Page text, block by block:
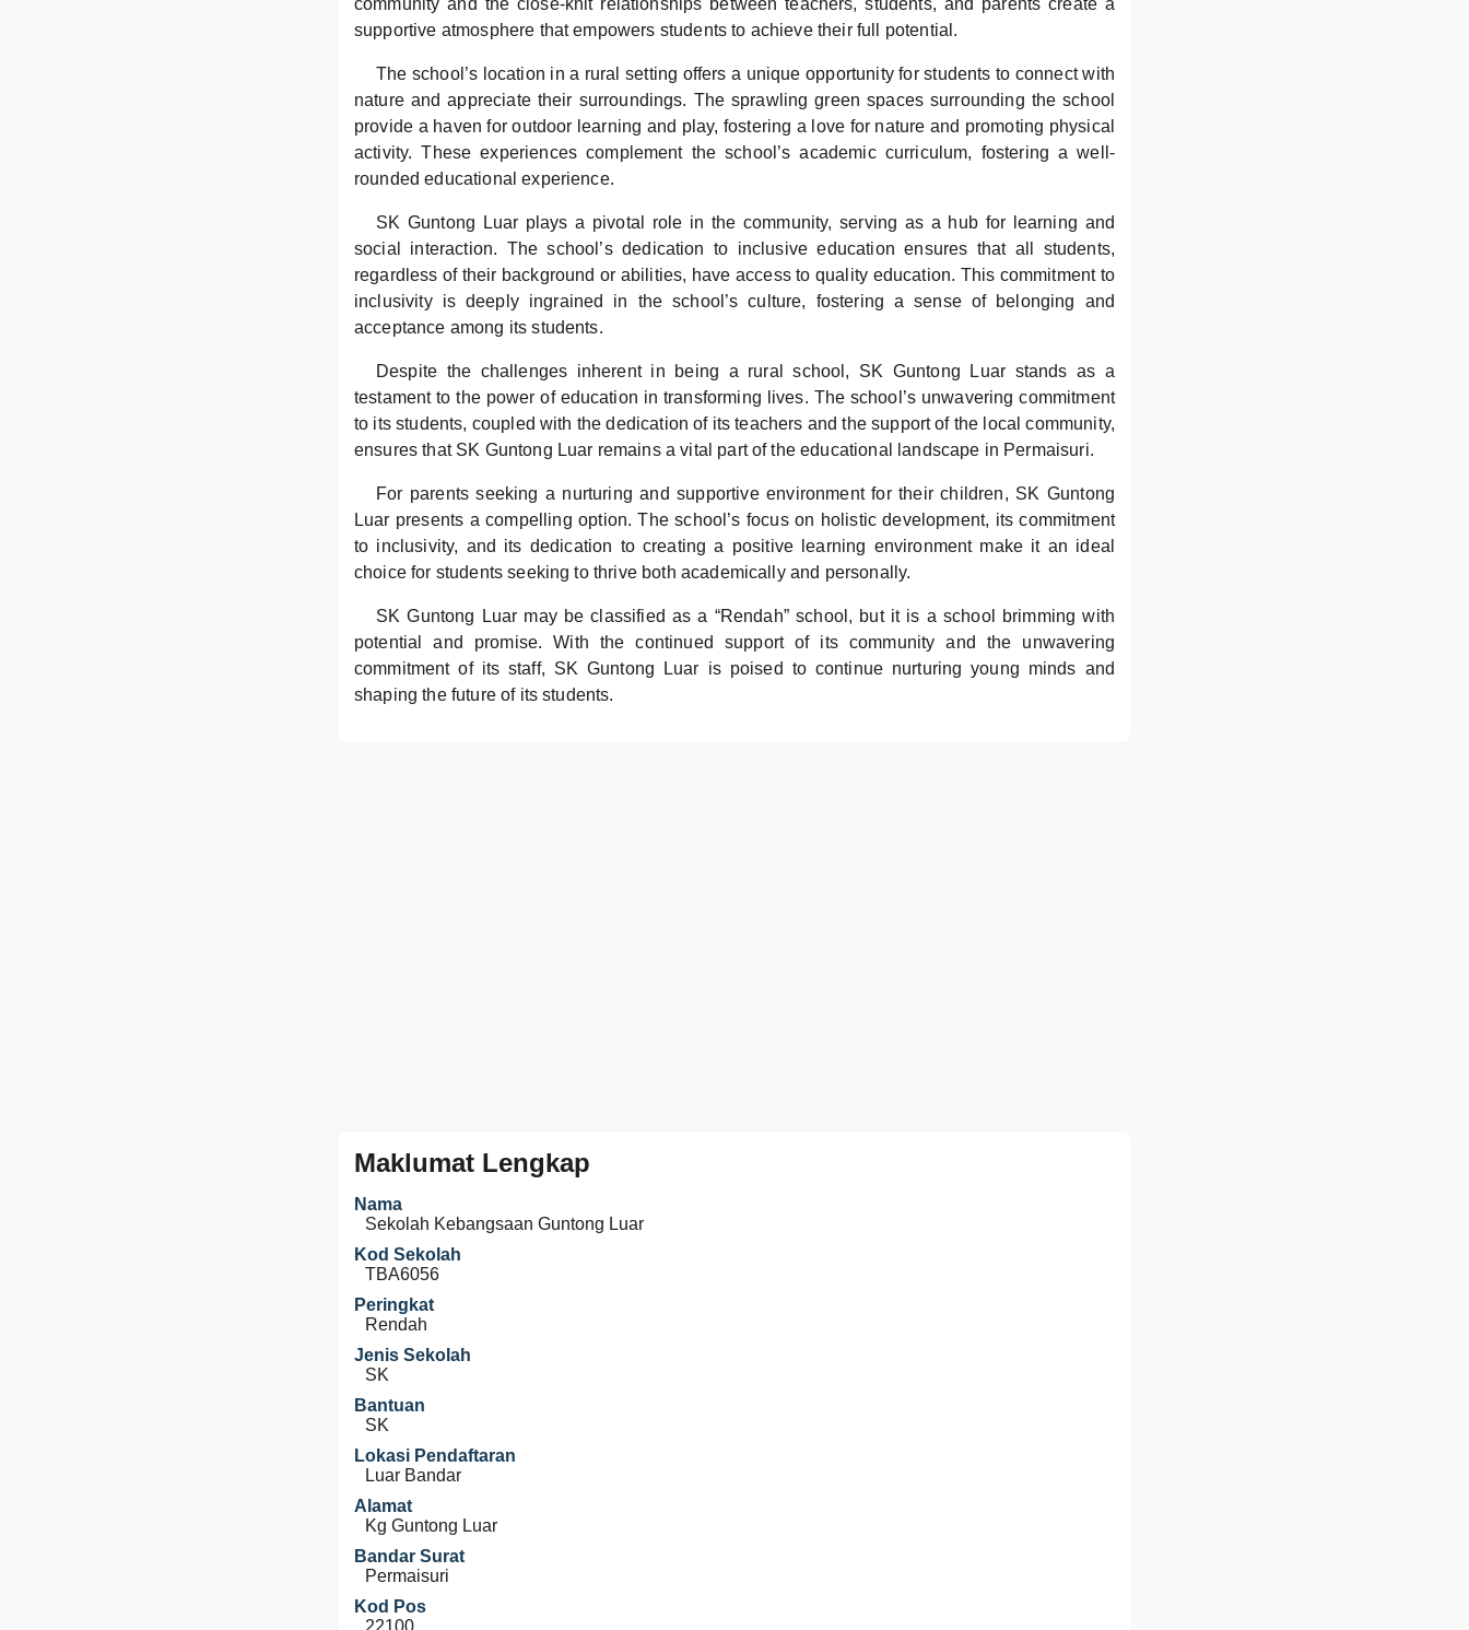
community and the close-knit relationships between teachers, students, and parents create a
supportive atmosphere that empowers students to achieve their full potential.
The school’s location in a rural setting offers a unique opportunity for students to connect with
nature and appreciate their surroundings. The sprawling green spaces surrounding the school
provide a haven for outdoor learning and play, fostering a love for nature and promoting physical
activity. These experiences complement the school’s academic curriculum, fostering a well-
rounded educational experience.
SK Guntong Luar plays a pivotal role in the community, serving as a hub for learning and
social interaction. The school’s dedication to inclusive education ensures that all students,
regardless of their background or abilities, have access to quality education. This commitment to
inclusivity is deeply ingrained in the school’s culture, fostering a sense of belonging and
acceptance among its students.
Despite the challenges inherent in being a rural school, SK Guntong Luar stands as a
testament to the power of education in transforming lives. The school’s unwavering commitment
to its students, coupled with the dedication of its teachers and the support of the local community,
ensures that SK Guntong Luar remains a vital part of the educational landscape in Permaisuri.
For parents seeking a nurturing and supportive environment for their children, SK Guntong
Luar presents a compelling option. The school’s focus on holistic development, its commitment
to inclusivity, and its dedication to creating a positive learning environment make it an ideal
choice for students seeking to thrive both academically and personally.
SK Guntong Luar may be classified as a “Rendah” school, but it is a school brimming with
potential and promise. With the continued support of its community and the unwavering
commitment of its staff, SK Guntong Luar is poised to continue nurturing young minds and
shaping the future of its students.
Maklumat Lengkap
Nama
Sekolah Kebangsaan Guntong Luar
Kod Sekolah
TBA6056
Peringkat
Rendah
Jenis Sekolah
SK
Bantuan
SK
Lokasi Pendaftaran
Luar Bandar
Alamat
Kg Guntong Luar
Bandar Surat
Permaisuri
Kod Pos
22100